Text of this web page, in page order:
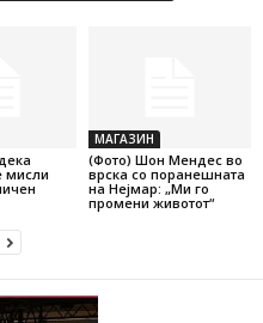
мисли
МАГАЗИН
(Фото) Шон Мендес во
врска со поранешната
на Нејмар: „Ми го
промени животот“